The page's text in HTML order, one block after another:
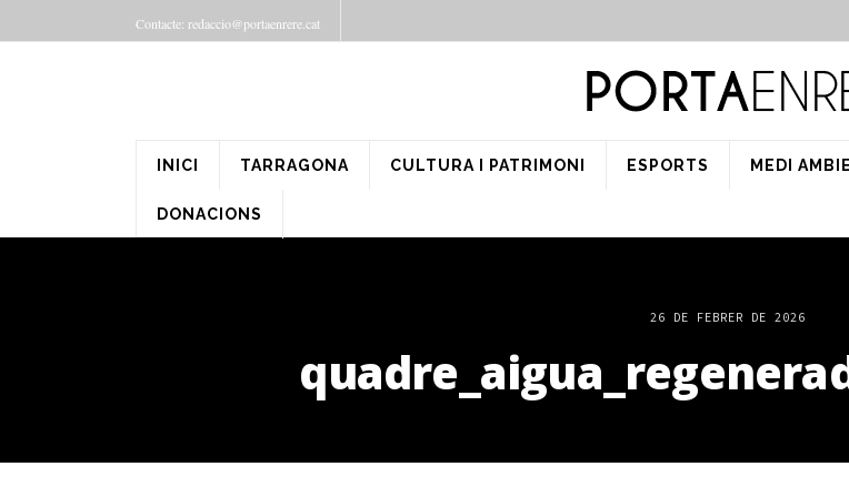
Contacte: redaccio@portaenrere.cat
INICI TARRAGONA CULTURA I PATRIMONI ESPORTS MEDI
DONACIONS
26 DE FEBRER DE 2026